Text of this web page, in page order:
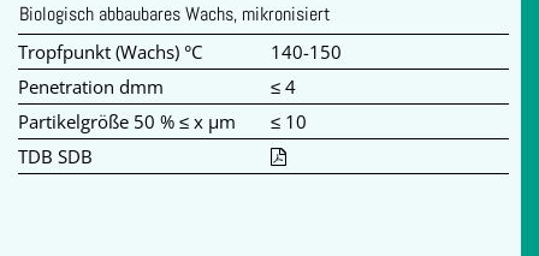
Biologisch abbaubares Wachs, mikronisiert
Tropfpunkt (Wachs) °C
140-150
Penetration dmm
≤ 4
Partikelgröße 50 % ≤ x µm
≤ 10
TDB SDB